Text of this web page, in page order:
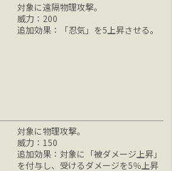
対象に遠隔物理攻撃。
威力：200
追加効果：「忍気」を5上昇させる。
対象に物理攻撃。
威力：150
追加効果：対象に「被ダメージ上昇」
を付与し、受けるダメージを5％上昇